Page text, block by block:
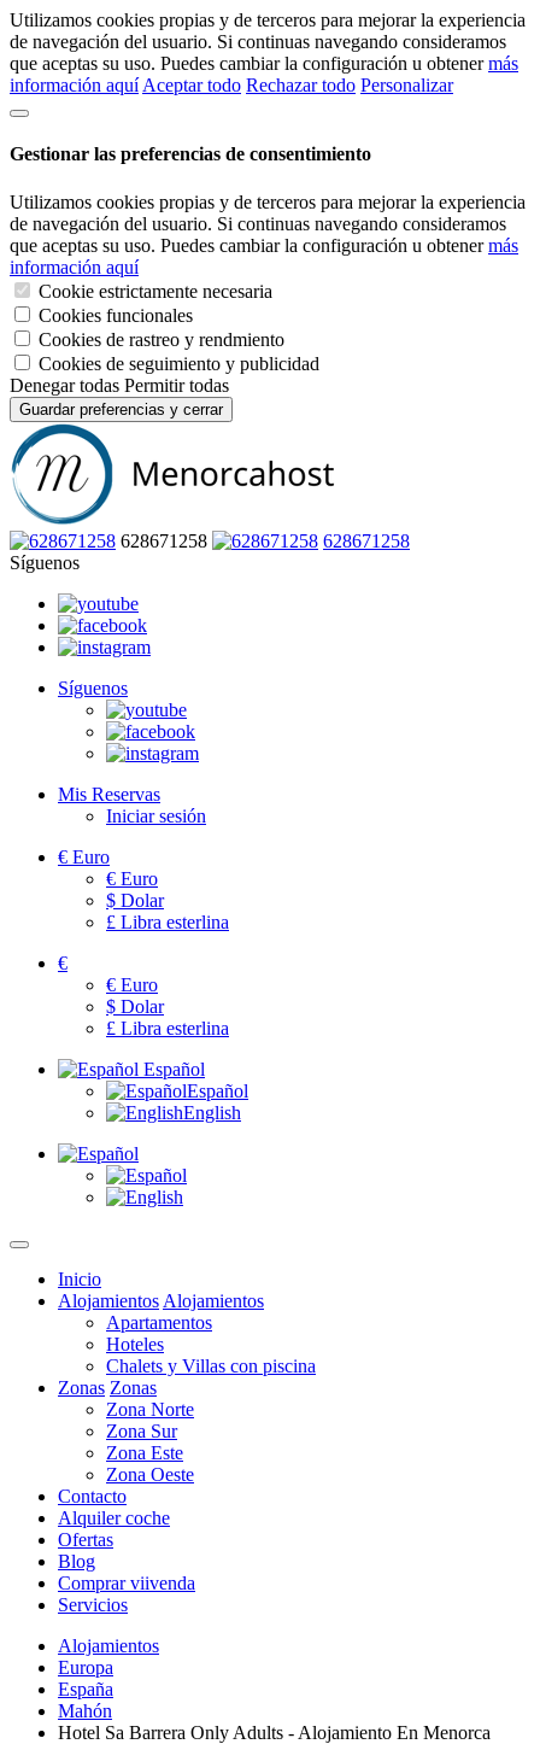
Utilizamos cookies propias y de terceros para mejorar la experiencia
de navegación del usuario. Si continuas navegando consideramos
que aceptas su uso. Puedes cambiar la configuración u obtenermás
información aquí Aceptar todo Rechazar todo Personalizar
Gestionar las preferencias de consentimiento
Utilizamos cookies propias y de terceros para mejorar la experiencia
de navegación del usuario. Si continuas navegando consideramos
que aceptas su uso. Puedes cambiar la configuración u obtenermás
información aquí
Cookie estrictamente necesaria
Cookies funcionales
Cookies de rastreo y rendmiento
Cookies de seguimiento y publicidad
Denegar todas Permitir todas
Guardar preferencias y cerrar
628671258
628671258
Síguenos
Síguenos
Mis Reservas
Iniciar sesión
€ Euro
€ Euro
$ Dolar
£ Libra esterlina
€
€ Euro
$ Dolar
£ Libra esterlina
Español
Español
English
Inicio
Alojamientos Alojamientos
Apartamentos
Hoteles
Chalets y Villas con piscina
Zonas Zonas
Zona Norte
Zona Sur
Zona Este
Zona Oeste
Contacto
Alquiler coche
Ofertas
Blog
Comprar viivenda
Servicios
Alojamientos
Europa
España
Mahón
Hotel Sa Barrera Only Adults - Alojamiento En Menorca